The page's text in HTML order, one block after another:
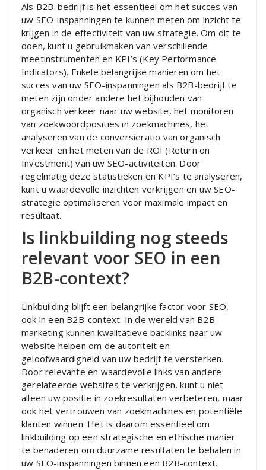
Als B2B-bedrijf is het essentieel om het succes van
uw SEO-inspanningen te kunnen meten om inzicht te
krijgen in de effectiviteit van uw strategie. Om dit te
doen, kunt u gebruikmaken van verschillende
meetinstrumenten en KPI’s (Key Performance
Indicators). Enkele belangrijke manieren om het
succes van uw SEO-inspanningen als B2B-bedrijf te
meten zijn onder andere het bijhouden van
organisch verkeer naar uw website, het monitoren
van zoekwoordposities in zoekmachines, het
analyseren van de conversieratio van organisch
verkeer en het meten van de ROI (Return on
Investment) van uw SEO-activiteiten. Door
regelmatig deze statistieken en KPI’s te analyseren,
kunt u waardevolle inzichten verkrijgen en uw SEO-
strategie optimaliseren voor maximale impact en
resultaat.
Is linkbuilding nog steeds
relevant voor SEO in een
B2B-context?
Linkbuilding blijft een belangrijke factor voor SEO,
ook in een B2B-context. In de wereld van B2B-
marketing kunnen kwalitatieve backlinks naar uw
website helpen om de autoriteit en
geloofwaardigheid van uw bedrijf te versterken.
Door relevante en waardevolle links van andere
gerelateerde websites te verkrijgen, kunt u niet
alleen uw positie in zoekresultaten verbeteren, maar
ook het vertrouwen van zoekmachines en potentiële
klanten winnen. Het is daarom essentieel om
linkbuilding op een strategische en ethische manier
te benaderen om duurzame resultaten te behalen in
uw SEO-inspanningen binnen een B2B-context.